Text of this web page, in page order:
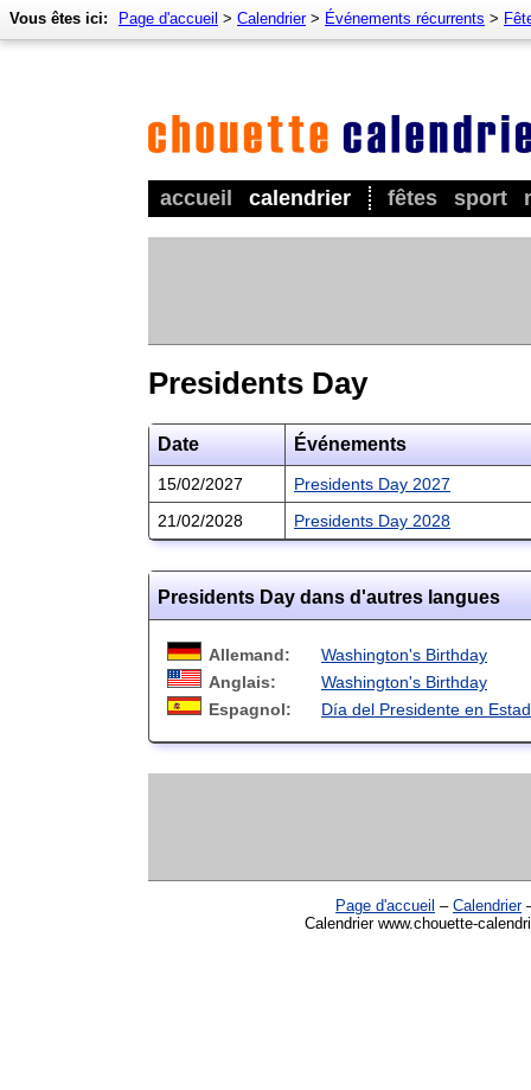
accueil calendrier fêtes sport
Vous êtes ici: Page d'accueil > Calendrier> Événements récurrents >
Presidents Day
Date Événements
15/02/2027
Presidents Day 2027
21/02/2028
Presidents Day 2028
Presidents Day dans d'autres langues
Allemand:
Washington's Birthday
Anglais:
Washington's Birthday
Espagnol:
Día del Presidente en
Page d'accueil – Calendrier
Calendrier www.chouette-